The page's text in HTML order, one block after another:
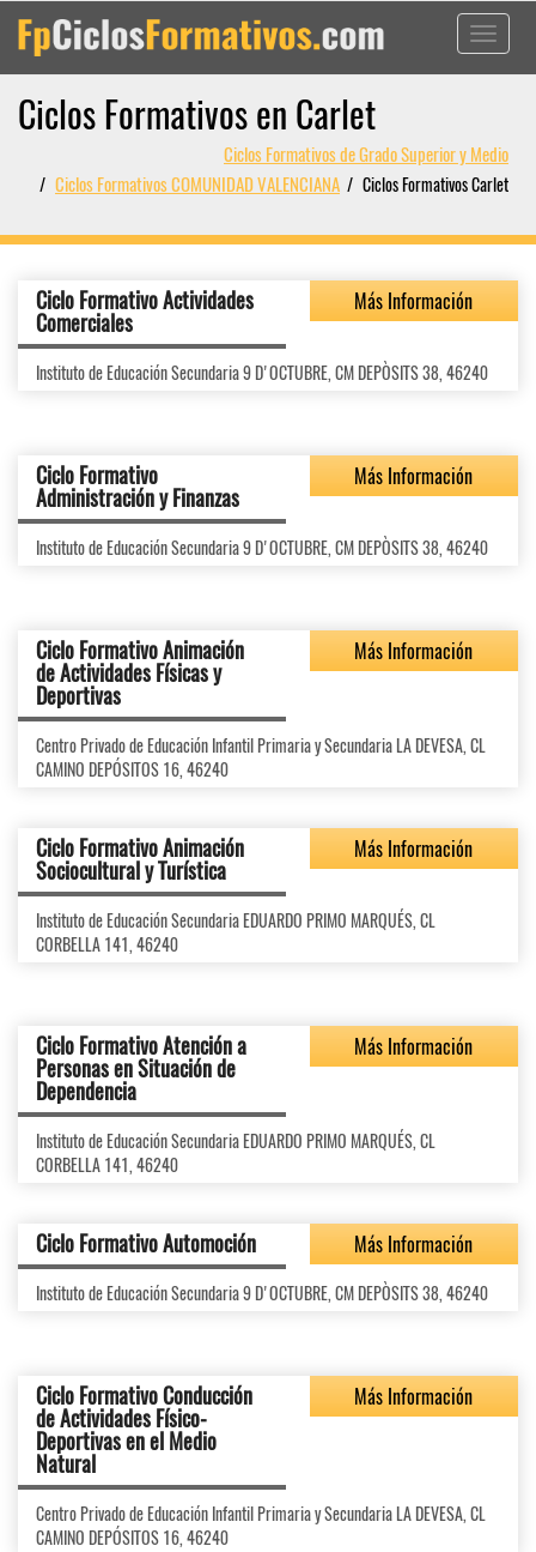
Toggle
Ciclos Formativos en Carlet
Ciclos Formativos de Grado Superior y Medio
Ciclos Formativos COMUNIDAD VALENCIANA
Ciclos Formativos Carlet
Ciclo Formativo Actividades
Comerciales
Más Información
Instituto de Educación Secundaria 9 D'OCTUBRE, CM DEPÒSITS 38, 46240
Ciclo Formativo
Administración y Finanzas
Más Información
Instituto de Educación Secundaria 9 D'OCTUBRE, CM DEPÒSITS 38, 46240
Ciclo Formativo Animación
de Actividades Físicas y
Deportivas
Más Información
Centro Privado de Educación Infantil Primaria y Secundaria LA DEVESA, CL
CAMINO DEPÓSITOS 16, 46240
Ciclo Formativo Animación
Sociocultural y Turística
Más Información
Instituto de Educación Secundaria EDUARDO PRIMO MARQUÉS, CL
CORBELLA 141, 46240
Ciclo Formativo Atención a
Personas en Situación de
Dependencia
Más Información
Instituto de Educación Secundaria EDUARDO PRIMO MARQUÉS, CL
CORBELLA 141, 46240
Ciclo Formativo Automoción Más Información
Instituto de Educación Secundaria 9 D'OCTUBRE, CM DEPÒSITS 38, 46240
Ciclo Formativo Conducción
de Actividades Físico-
Deportivas en el Medio
Natural
Más Información
Centro Privado de Educación Infantil Primaria y Secundaria LA DEVESA, CL
CAMINO DEPÓSITOS 16, 46240